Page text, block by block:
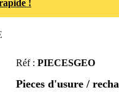
: 20€ offerts !
Réf : PIECESGEO
Pieces d'usure /